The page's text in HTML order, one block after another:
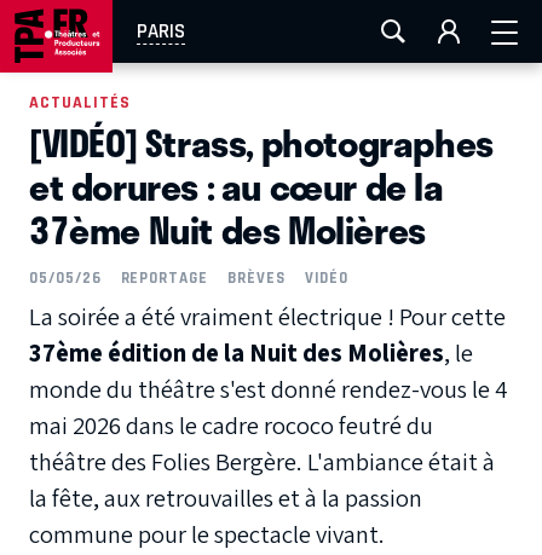
PARIS
AIX-MARSEILLE LA ROCHELLE
EN TOURNÉE
ACTUALITÉS
[VIDÉO] Strass, photographes
et dorures : au cœur de la
37ème Nuit des Molières
05/05/26 REPORTAGE BRÈVES VIDÉO
La soirée a été vraiment électrique ! Pour cette
37ème édition de la Nuit des Molières, le
monde du théâtre s'est donné rendez-vous le 4
mai 2026 dans le cadre rococo feutré du
théâtre des Folies Bergère. L'ambiance était à
la fête, aux retrouvailles et à la passion
commune pour le spectacle vivant.